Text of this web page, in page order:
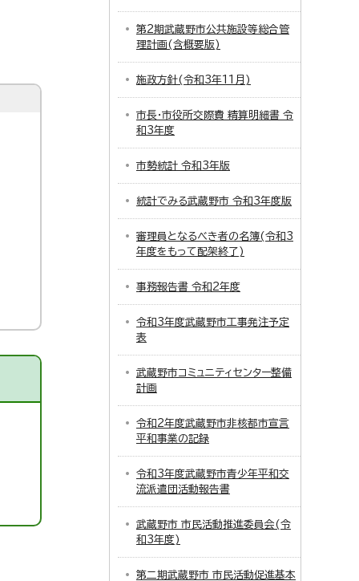
第2期武蔵野市公共施設等総合管
理計画(含概要版)
施政方針(令和3年11月)
市長・市役所交際費 精算明細書 令
和3年度
市勢統計 令和3年版
統計でみる武蔵野市 令和3年度版
審理員となるべき者の名簿(令和3
年度をもって配架終了)
事務報告書 令和2年度
令和3年度武蔵野市工事発注予定
表
武蔵野市コミュニティセンター整備
計画
令和2年度武蔵野市非核都市宣言
平和事業の記録
令和3年度武蔵野市青少年平和交
流派遣団活動報告書
武蔵野市 市民活動推進委員会(令
和3年度)
第二期武蔵野市 市民活動促進基本